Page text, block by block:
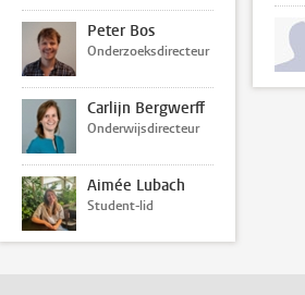
Peter Bos
Onderzoeksdirecteur
Carlijn Bergwerff
Onderwijsdirecteur
Aimée Lubach
Student-lid